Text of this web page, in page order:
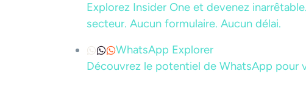
Explorez Insider One et devenez
secteur. Aucun formulaire. Aucun délai.
WhatsApp Explorer
Découvrez le potentiel de WhatsApp pour